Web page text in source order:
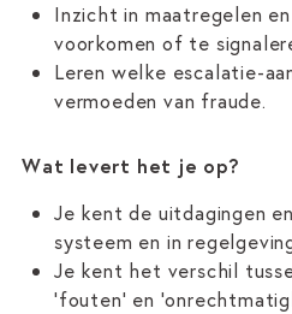
Inzicht in maatregelen
voorkomen of te
Leren welke escalatie-
vermoeden van fraude.
Wat levert het je op?
Je kent de uitdagingen
systeem en in
Je kent het verschil
'fouten' en